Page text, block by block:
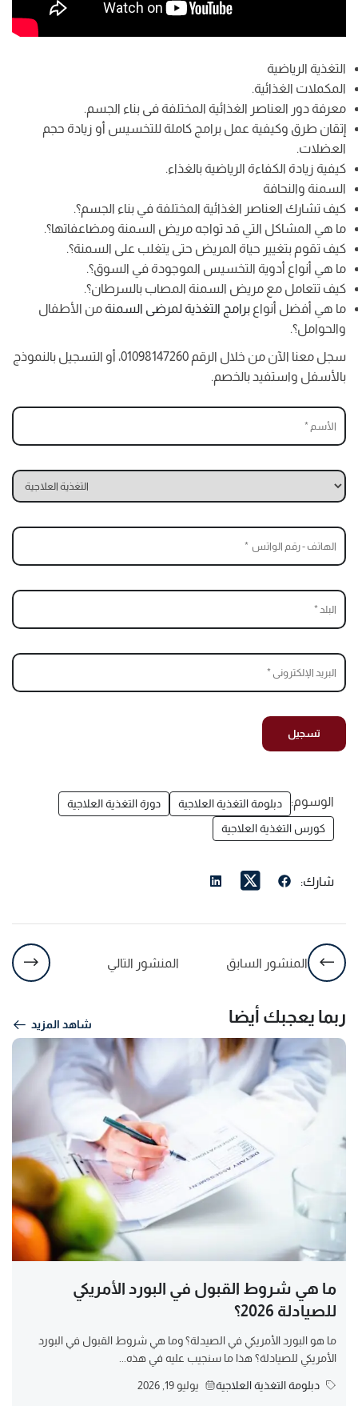
التغذية الرياضية
المكملات الغذائية.
معرفة دور العناصر الغذائية المختلفة فى بناء الجسم.
إتقان طرق وكيفية عمل برامج كاملة للتخسيس أو زيادة حجم
العضلات.
كيفية زيادة الكفاءة الرياضية بالغذاء.
السمنة والنحافة
كيف تشارك العناصر الغذائية المختلفة في بناء الجسم؟.
ما هي المشاكل التي قد تواجه مريض السمنة ومضاعفاتها؟.
كيف تقوم بتغيير حياة المريض حتى يتغلب على السمنة؟.
ما هي أنواع أدوية التخسيس الموجودة في السوق؟.
كيف تتعامل مع مريض السمنة المصاب بالسرطان؟.
ما هي أفضل أنواع برامج التغذية لمرضى السمنة من الأطفال
والحوامل؟.
سجل معنا الآن من خلال الرقم
01098147260، أو التسجيل بالنموذج
بالأسفل واستفيد بالخصم.
الوسوم: دبلومة التغذية العلاجية
دورة التغذية العلاجية
كورس التغذية العلاجية
شارك:
المنشور السابق المنشور التالي
ربما يعجبك أيضا شاهد المزيد
ما هي شروط القبول في البورد الأمريكي
للصيادلة 2026؟
ما هو البورد الأمريكي في الصيدلة؟ وما هي شروط القبول في البورد
الأمريكي للصيادلة؟ هذا ما سنجيب عليه في هذه...
دبلومة التغذية العلاجية يوليو 19, 2026